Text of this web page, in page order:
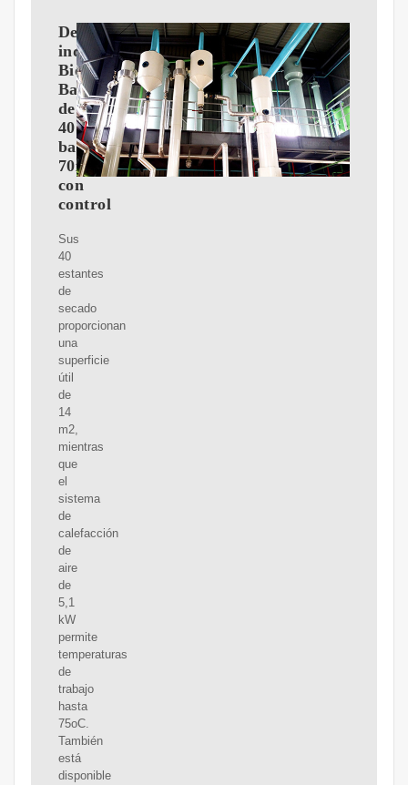
Deshidratador
industrial
BioMast
Base
de
40
bandejas
70x50
con
control
Sus
40
estantes
de
secado
proporcionan
una
superficie
útil
de
14
m2,
mientras
que
el
sistema
de
calefacción
de
aire
de
5,1
kW
permite
temperaturas
de
trabajo
hasta
75oC.
También
está
disponible